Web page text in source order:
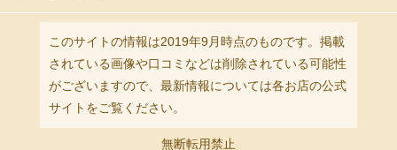
このサイトの情報は2019年9月時点のものです。掲載
されている画像や口コミなどは削除されている可能性
がございますので、最新情報については各お店の公式
サイトをご覧ください。
無断転用禁止